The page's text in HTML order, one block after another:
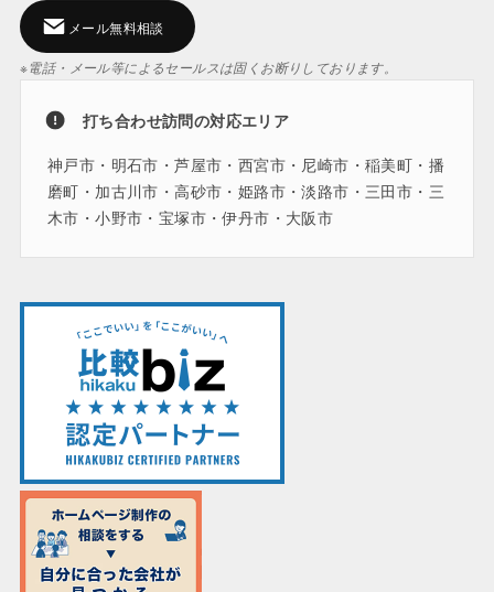
メール無料相談
※電話・メール等によるセールスは固くお断りしております。
打ち合わせ訪問の対応エリア
神戸市・明石市・芦屋市・西宮市・尼崎市・稲美町・播
磨町・加古川市・高砂市・姫路市・淡路市・三田市・三
木市・小野市・宝塚市・伊丹市・大阪市